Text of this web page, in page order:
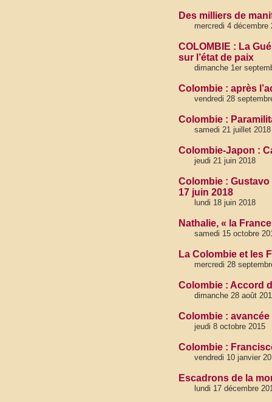
Des milliers de
mercredi 4 décembre
COLOMBIE : La
sur l’état de paix
dimanche 1er
Colombie : après
vendredi 28
Colombie :
samedi 21 juillet 2018
Colombie-Japon :
jeudi 21 juin 2018
Colombie :
17 juin 2018
lundi 18 juin 2018
Nathalie, « la
samedi 15 octobre
La Colombie et les
mercredi 28
Colombie : Accord
dimanche 28 août
Colombie :
jeudi 8 octobre 2015
Colombie :
vendredi 10 janvier
Escadrons de la
lundi 17 décembre